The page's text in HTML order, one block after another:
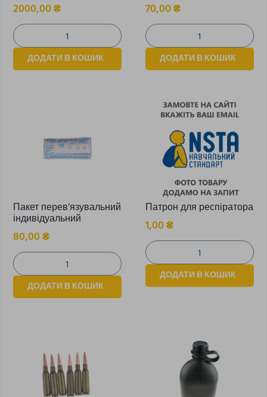
2000,00₴
ДОДАТИ В КОШИК
70,00₴
ДОДАТИ В КОШИК
Пакет перев’язувальний
індивідуальний
80,00₴
ДОДАТИ В КОШИК
Патрон для респіратора
1,00₴
ДОДАТИ В КОШИК